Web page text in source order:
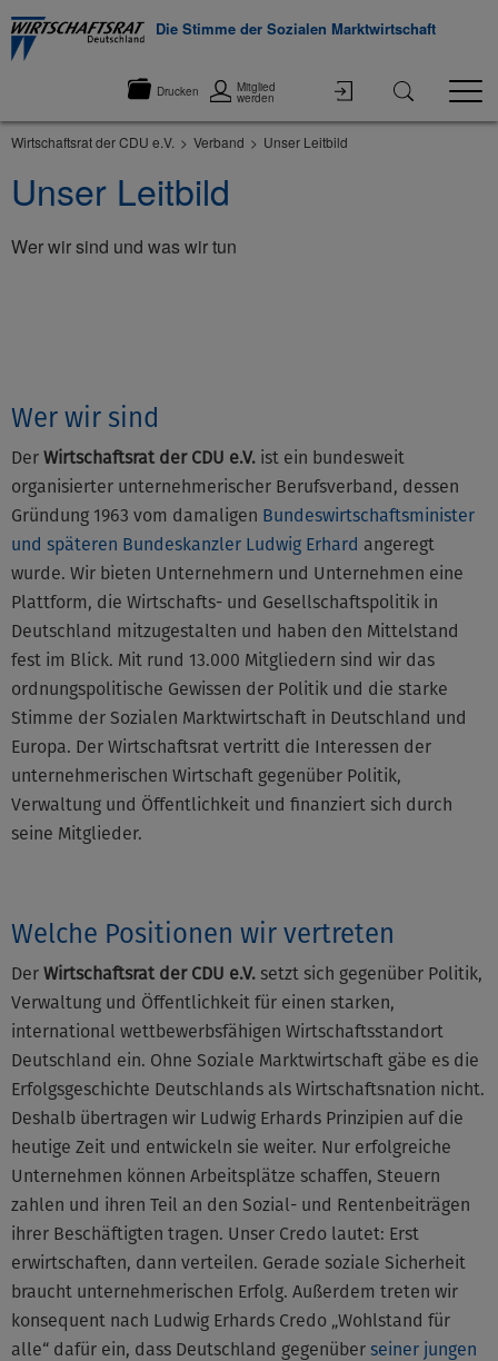
Die Stimme der Sozialen Marktwirtschaft
Drucken Mitglied
werden
Wirtschaftsrat der CDU e.V. Verband Unser Leitbild
Unser Leitbild
Wer wir sind und was wir tun
Wer wir sind
Der Wirtschaftsrat der CDU e.V. ist ein bundesweit
organisierter unternehmerischer Berufsverband, dessen
Gründung 1963 vom damaligen Bundeswirtschaftsminister
und späteren Bundeskanzler Ludwig Erhard angeregt
wurde. Wir bieten Unternehmern und Unternehmen eine
Plattform, die Wirtschafts- und Gesellschaftspolitik in
Deutschland mitzugestalten und haben den Mittelstand
fest im Blick. Mit rund 13.000 Mitgliedern sind wir das
ordnungspolitische Gewissen der Politik und die starke
Stimme der Sozialen Marktwirtschaft in Deutschland und
Europa. Der Wirtschaftsrat vertritt die Interessen der
unternehmerischen Wirtschaft gegenüber Politik,
Verwaltung und Öffentlichkeit und finanziert sich durch
seine Mitglieder.
Welche Positionen wir vertreten
Der Wirtschaftsrat der CDU e.V. setzt sich gegenüber Politik,
Verwaltung und Öffentlichkeit für einen starken,
international wettbewerbsfähigen Wirtschaftsstandort
Deutschland ein. Ohne Soziale Marktwirtschaft gäbe es die
Erfolgsgeschichte Deutschlands als Wirtschaftsnation nicht.
Deshalb übertragen wir Ludwig Erhards Prinzipien auf die
heutige Zeit und entwickeln sie weiter. Nur erfolgreiche
Unternehmen können Arbeitsplätze schaffen, Steuern
zahlen und ihren Teil an den Sozial- und Rentenbeiträgen
ihrer Beschäftigten tragen. Unser Credo lautet: Erst
erwirtschaften, dann verteilen. Gerade soziale Sicherheit
braucht unternehmerischen Erfolg. Außerdem treten wir
konsequent nach Ludwig Erhards Credo „Wohlstand für
alle“ dafür ein, dass Deutschland gegenüber seiner jungen